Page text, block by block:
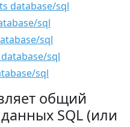
database/sql
sql
sql
sql
sql
общий
SQL (или